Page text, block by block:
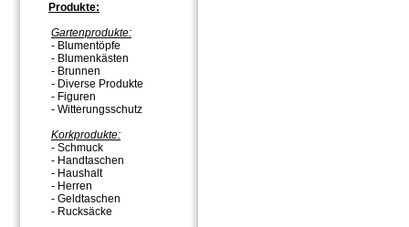
Produkte:
Gartenprodukte:
- Blumentöpfe
- Blumenkästen
- Brunnen
- Diverse Produkte
- Figuren
- Witterungsschutz
Korkprodukte:
- Schmuck
- Handtaschen
- Haushalt
- Herren
- Geldtaschen
- Rucksäcke